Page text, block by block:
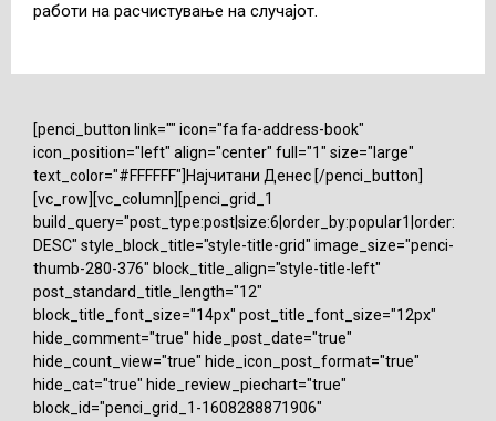
работи на расчистување на случајот.
[penci_button link="" icon="fa fa-address-book"
icon_position="left" align="center" full="1" size="large"
text_color="#FFFFFF"]Најчитани Денес [/penci_button]
[vc_row][vc_column][penci_grid_1
build_query="post_type:post|size:6|order_by:popular1|order:
DESC" style_block_title="style-title-grid" image_size="penci-
thumb-280-376" block_title_align="style-title-left"
post_standard_title_length="12"
block_title_font_size="14px" post_title_font_size="12px"
hide_comment="true" hide_post_date="true"
hide_count_view="true" hide_icon_post_format="true"
hide_cat="true" hide_review_piechart="true"
block_id="penci_grid_1-1608288871906"